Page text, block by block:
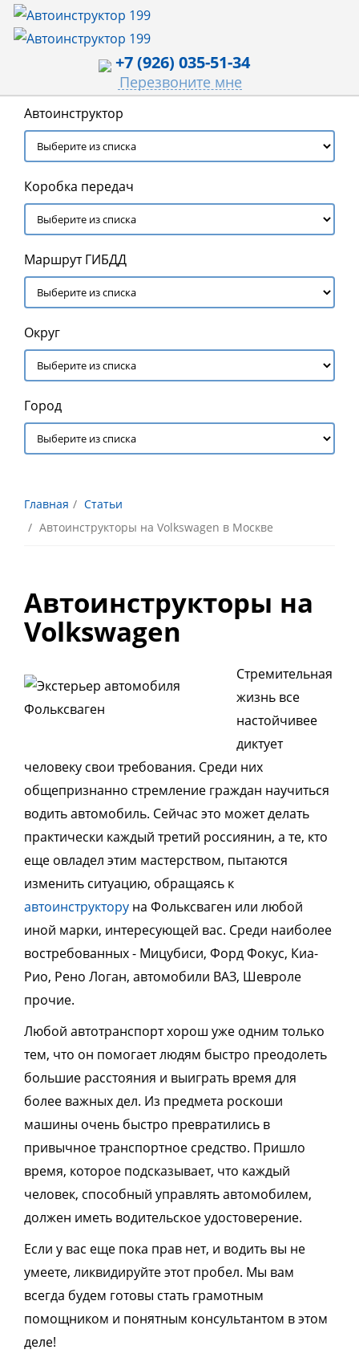
+7 (926) 035-51-34
Перезвоните мне
Автоинструктор
Коробка передач
Маршрут ГИБДД
Округ
Город
Главная
Статьи
Автоинcтрукторы на Volkswagen в Москве
Автоинструкторы на
Volkswagen
Стремительная
жизнь все
настойчивее
диктует
человеку свои требования. Среди них
общепризнанно стремление граждан научиться
водить автомобиль. Сейчас это может делать
практически каждый третий россиянин, а те, кто
еще овладел этим мастерством, пытаются
изменить ситуацию, обращаясь к
автоинструктору на Фольксваген или любой
иной марки, интересующей вас. Среди наиболее
востребованных - Мицубиси, Форд Фокус, Киа-
Рио, Рено Логан, автомобили ВАЗ, Шевроле
прочие.
Любой автотранспорт хорош уже одним только
тем, что он помогает людям быстро преодолеть
большие расстояния и выиграть время для
более важных дел. Из предмета роскоши
машины очень быстро превратились в
привычное транспортное средство. Пришло
время, которое подсказывает, что каждый
человек, способный управлять автомобилем,
должен иметь водительское удостоверение.
Если у вас еще пока прав нет, и водить вы не
умеете, ликвидируйте этот пробел. Мы вам
всегда будем готовы стать грамотным
помощником и понятным консультантом в этом
деле!